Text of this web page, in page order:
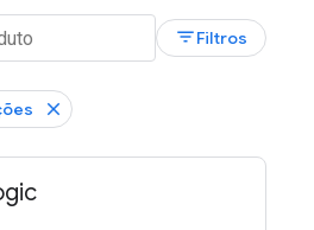
filter_listFiltros